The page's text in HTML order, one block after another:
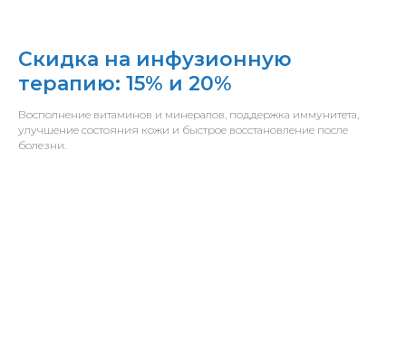
Скидка на инфузионную
терапию: 15% и 20%
Восполнение витаминов и минералов, поддержка иммунитета,
улучшение состояния кожи и быстрое восстановление после
болезни.